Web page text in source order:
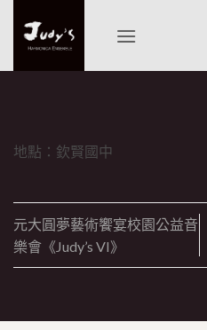
content
地點：欽賢國中
元大圓夢藝術饗宴校園公益音
樂會《Judy’s VI》